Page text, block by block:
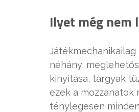
Ilyet még nem
néhány,
kinyitása, tárgyak
ezek a mozzanatok
ténylegesen